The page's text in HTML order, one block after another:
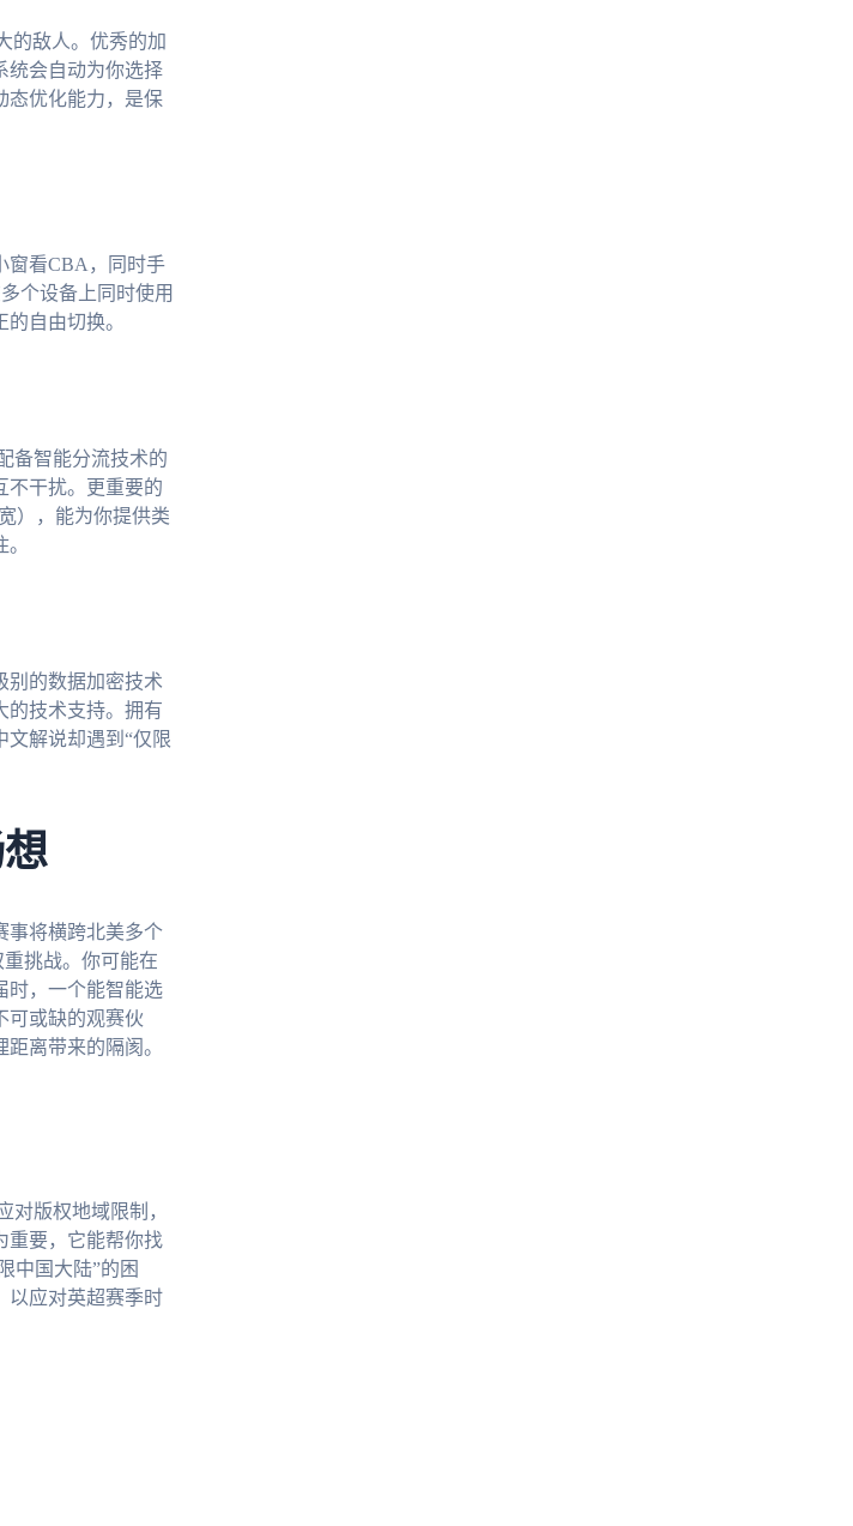
的敌人。优秀的加
统会自动为你选择
态优化能力，是保
窗看CBA，同时手
个设备上同时使用
自由切换。
备智能分流技术的
不干扰。更重要的
），能为你提供类
别的数据加密技术
的技术支持。拥有
文解说却遇到“仅限
事将横跨北美多个
挑战。你可能在
时，一个能智能选
可或缺的观赛伙
离带来的隔阂。
版权地域限制，
重要，它能帮你找
中国大陆”的困
以应对英超赛季时